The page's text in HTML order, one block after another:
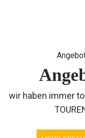
wir haben immer